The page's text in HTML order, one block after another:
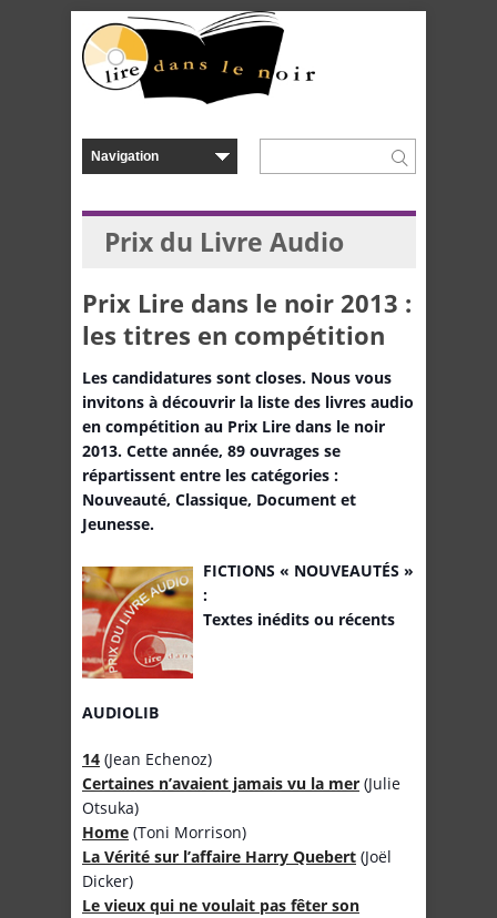
Prix du Livre Audio
Prix Lire dans le noir 2013 :
les titres en compétition
Les candidatures sont closes. Nous vous
invitons à découvrir la liste des livres audio
en compétition au Prix Lire dans le noir
2013. Cette année, 89 ouvrages se
répartissent entre les catégories :
Nouveauté, Classique, Document et
Jeunesse.
FICTIONS « NOUVEAUTÉS »
:
Textes inédits ou récents
AUDIOLIB
14 (Jean Echenoz)
Certaines n’avaient jamais vu la mer (Julie
Otsuka)
Home (Toni Morrison)
La Vérité sur l’affaire Harry Quebert (Joël
Dicker)
Le vieux qui ne voulait pas fêter son